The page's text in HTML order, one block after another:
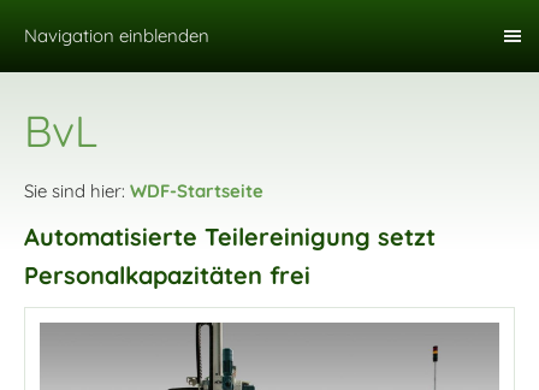
Navigation einblenden
BvL
Sie sind hier: WDF-Startseite
Automatisierte Teilereinigung setzt
Personalkapazitäten frei